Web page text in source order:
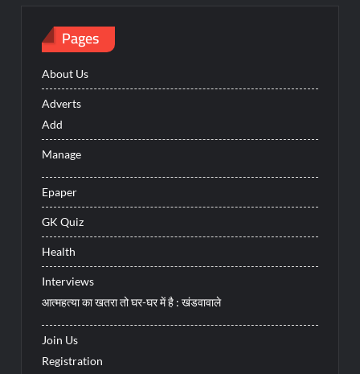
Pages
About Us
Adverts
Add
Manage
Epaper
GK Quiz
Health
Interviews
आत्महत्या का खतरा तो घर-घर में है : खंडवावाले
Join Us
Registration